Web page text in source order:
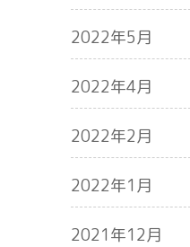
2022年5月
2022年4月
2022年2月
2022年1月
2021年12月